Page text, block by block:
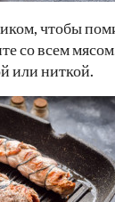
чтобы
со всем
или ниткой.